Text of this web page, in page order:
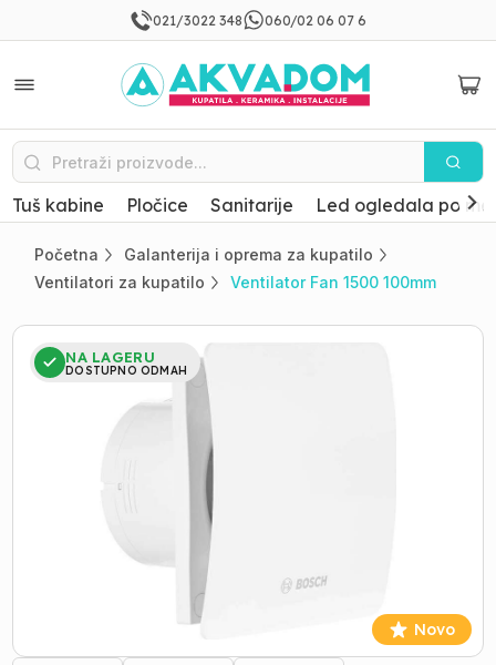
021/3022 348 060/02 06 07 6
Tuš kabine Pločice Sanitarije Led ogledala po
Početna
Galanterija i oprema za kupatilo
Ventilatori za kupatilo
Ventilator Fan 1500 100mm
NA LAGERU
DOSTUPNO ODMAH
Novo